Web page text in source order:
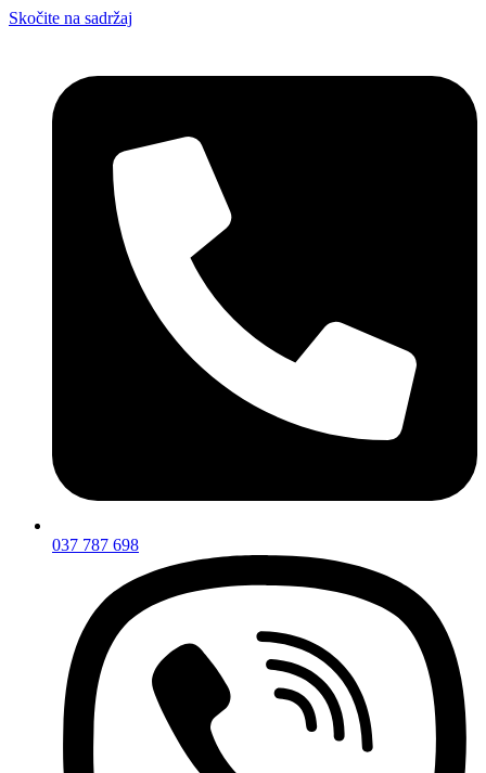
Skočite na sadržaj
037 787 698